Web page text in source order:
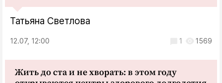
Татьяна Светлова
12.07, 12:00 1 1569
Жить до ста и не хворать: в этом году